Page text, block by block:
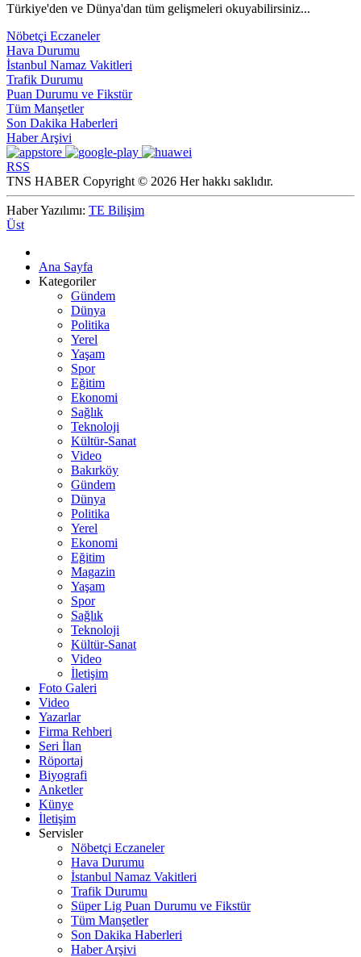
Türkiye'den ve Dünya'dan tüm gelişmeleri okuyabilirsiniz...
Nöbetçi Eczaneler
Hava Durumu
İstanbul Namaz Vakitleri
Trafik Durumu
Puan Durumu ve Fikstür
Tüm Manşetler
Son Dakika Haberleri
Haber Arşivi
RSS
TNS HABER Copyright © 2026 Her hakkı saklıdır.
Haber Yazılımı: TE Bilişim
Üst
Ana Sayfa
Kategoriler
Gündem
Dünya
Politika
Yerel
Yaşam
Spor
Eğitim
Ekonomi
Sağlık
Teknoloji
Kültür-Sanat
Video
Bakırköy
Gündem
Dünya
Politika
Yerel
Ekonomi
Eğitim
Magazin
Yaşam
Spor
Sağlık
Teknoloji
Kültür-Sanat
Video
İletişim
Foto Galeri
Video
Yazarlar
Firma Rehberi
Seri İlan
Röportaj
Biyografi
Anketler
Künye
İletişim
Servisler
Nöbetçi Eczaneler
Hava Durumu
İstanbul Namaz Vakitleri
Trafik Durumu
Süper Lig Puan Durumu ve Fikstür
Tüm Manşetler
Son Dakika Haberleri
Haber Arşivi